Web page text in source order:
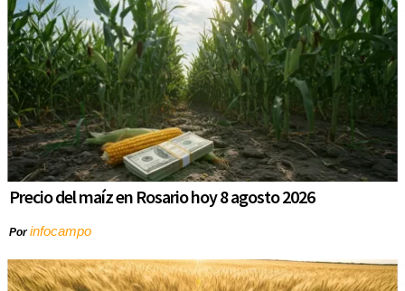
Precio del maíz en Rosario hoy 8 agosto 2026
Porinfocampo